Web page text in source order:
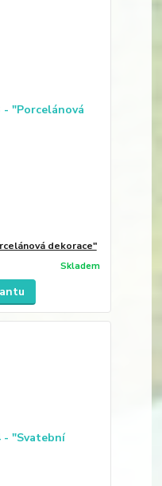
dekorace"
Skladem